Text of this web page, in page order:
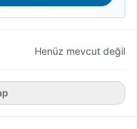
Henüz mevcut değil